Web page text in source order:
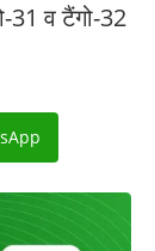
31 व टैंगो-32